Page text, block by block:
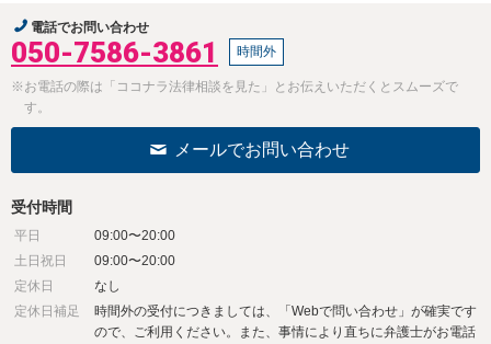
電話でお問い合わせ
050-7586-3861 時間外
※お電話の際は「ココナラ法律相談を見た」とお伝えいただくとスムーズで
す。
メールでお問い合わせ
受付時間
平日
09:00〜20:00
土日祝日
09:00〜20:00
定休日
なし
定休日補足
時間外の受付につきましては、「Webで問い合わせ」が確実です
ので、ご利用ください。また、事情により直ちに弁護士がお電話